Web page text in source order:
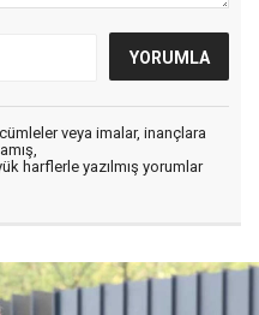
veya imalar, inançlara
harflerle yazılmış yorumlar